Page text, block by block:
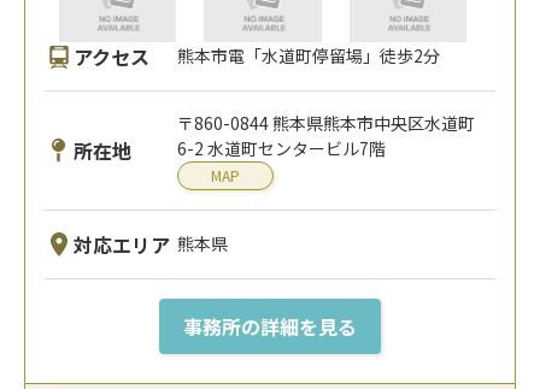
アクセス 熊本市電「水道町停留場」徒歩2分
所在地
〒860-0844 熊本県熊本市中央区水道町
6-2 水道町センタービル7階
MAP
対応エリア 熊本県
事務所の詳細を見る